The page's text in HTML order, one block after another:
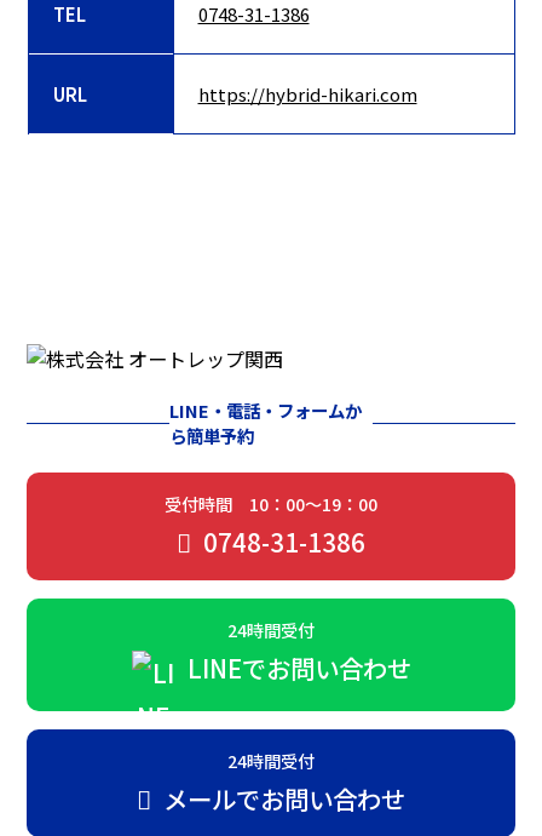
TEL 0748-31-1386
URL https://hybrid-hikari.com
LINE・電話・フォームか
ら簡単予約
受付時間 10：00～19：00
0748-31-1386
24時間受付
LINEでお問い合わせ
24時間受付
メールでお問い合わせ